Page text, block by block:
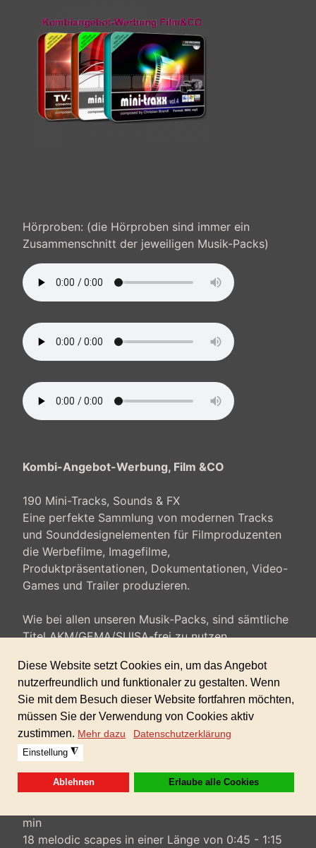
Hörproben: (die Hörproben sind immer ein
Zusammenschnitt der jeweiligen Musik-Packs)
Kombi-Angebot-Werbung, Film &CO
190 Mini-Tracks, Sounds & FX
Eine perfekte Sammlung von modernen Tracks
und Sounddesignelementen für Filmproduzenten
die Werbefilme, Imagefilme,
Produktpräsentationen, Dokumentationen, Video-
Games und Trailer produzieren.
Wie bei allen unseren Musik-Packs, sind sämtliche
Titel AKM/GEMA/SUISA-frei zu nutzen.
automatisch dabei, es erwarten Sie keine
Folgekosten!
Format: 24 bit WAV und 320 kbps mp3
Inhalt:
40 Mini-Traxx in einer Länge von 0:30 - 1:10 min
min
18 melodic scapes in einer Länge von 0:45 - 1:15